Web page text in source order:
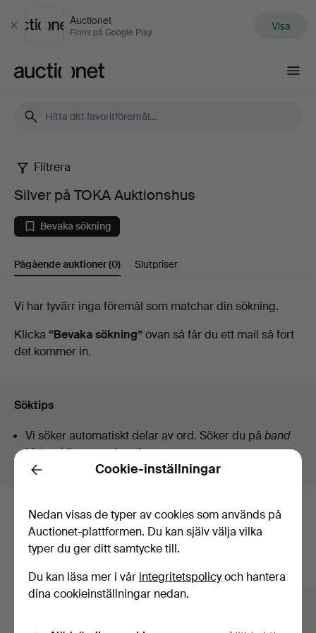
Stäng
Auctionet
Finns på Google Play Visa
Silver
på
TOKA
Auktionshus
Filtrera
Silver på TOKA Auktionshus
Bevaka sökning
Pågående auktioner(0) Slutpriser
Pågående
auktioner
Vi har tyvärr inga föremål som matchar din sökning.
Klicka “Bevaka sökning”ovan så får du ett mail så fort
det kommer in.
Söktips
Vi söker automatiskt delar av ord. Söker du på band
hittar vi ävenarmbandsur.
Här är föremål från vårt arkiv som
matchar din sökning
Visa alla föremål
Back Cookie-inställningar
Nedan visas de typer av cookies som används på
Auctionet-plattformen. Du kan själv välja vilka
typer du ger ditt samtycke till.
Du kan läsa mer i vår integritetspolicyoch hantera
dina cookieinställningar nedan.